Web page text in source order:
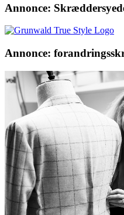
Annonce:
Annonce: